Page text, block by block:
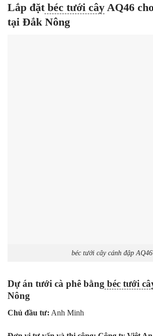
Lắp đặtbéc tưới cây AQ46
tại Đắk Nông
béc tưới cây cánh đập AQ46
Dự án tưới cà phê bằng béc tưới
Nông
Chủ đầu tư: Anh Minh